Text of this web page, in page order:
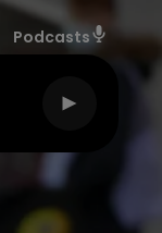
Podcasts